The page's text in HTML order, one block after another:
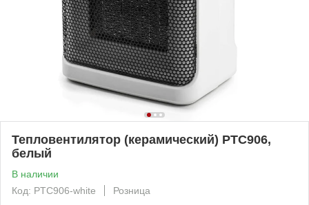
Тепловентилятор (керамический) PTC906,
белый
В наличии
Код: PTC906-white
Розница